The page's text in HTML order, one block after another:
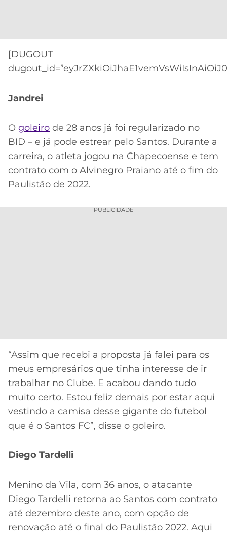
[DUGOUT
Jandrei
O goleiro de 28 anos já foi regularizado no
BID – e já pode estrear pelo Santos. Durante a
carreira, o atleta jogou na Chapecoense e tem
contrato com o Alvinegro Praiano até o fim do
Paulistão de 2022.
PUBLICIDADE
“Assim que recebi a proposta já falei para os
meus empresários que tinha interesse de ir
trabalhar no Clube. E acabou dando tudo
muito certo. Estou feliz demais por estar aqui
vestindo a camisa desse gigante do futebol
que é o Santos FC”, disse o goleiro.
Diego Tardelli
Menino da Vila, com 36 anos, o atacante
Diego Tardelli retorna ao Santos com contrato
até dezembro deste ano, com opção de
renovação até o final do Paulistão 2022. Aqui